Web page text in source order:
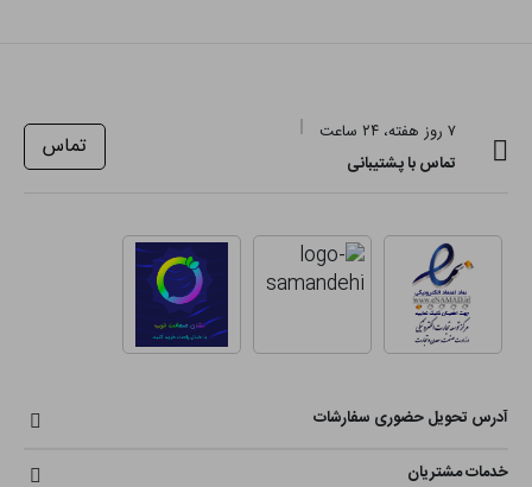
۷ روز هفته، ۲۴ ساعت
تماس با پشتیبانی
تماس
آدرس تحویل حضوری سفارشات
خدمات مشتریان